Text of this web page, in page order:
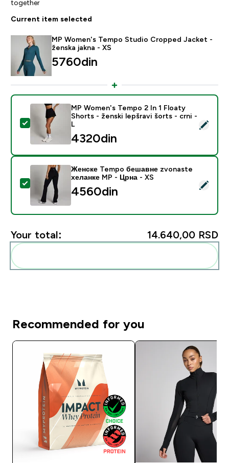
together
Current item selected
MP Women's Tempo Studio Cropped Jacket -
ženska jakna - XS
5760din‎
Select this product - MP Women's Tempo 2 In 1
MP Women's Tempo 2 In 1 Floaty
Shorts - ženski lepšravi šorts - crni -
L
4320din‎
Select this product - Женске Tempo бешавне
Женске Tempo бешавне zvonaste
хеланке MP - Црна - XS
4560din‎
Your total: 14.640,00 RSD‎
Recommended for you